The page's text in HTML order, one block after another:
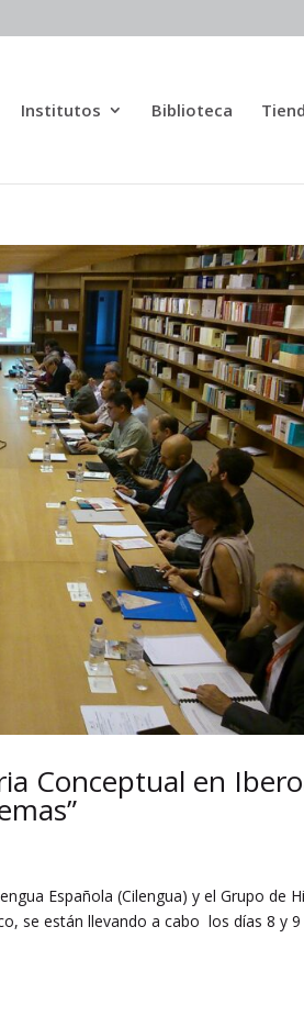
Institutos Biblioteca
Conceptual en
Española (Cilengua) y el Grupo de
se están llevando a cabo los días 8 y